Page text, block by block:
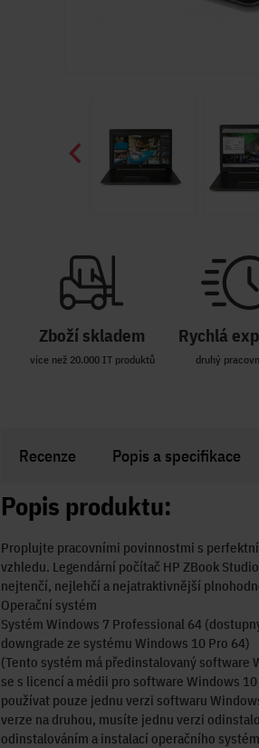
Zboží skladem
více než 20.000 IT produktů
Rychlá
druhý
Recenze Popis a specifikace
Popis produktu:
Proplujte pracovními povinnostmi s
vzhledu. Legendární počítač HP ZBook
nejtenčí, nejlehčí a nejatraktivnější
Operační systém
Systém Windows 7 Professional 64
downgrade ze systému Windows 10 Pro 64)
(Tento systém má předinstalovaný software
se s licencí a médii pro software Windows
používat pouze jednu verzi softwaru
verze na druhou, musíte jednu verzi
odinstalováním a instalací operačního